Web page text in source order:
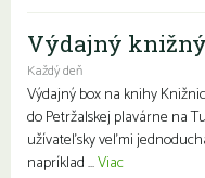
Výdajný
Každý deň
Výdajný box na knihy
do Petržalskej plavárne na
užívateľsky veľmi
napríklad ...Viac